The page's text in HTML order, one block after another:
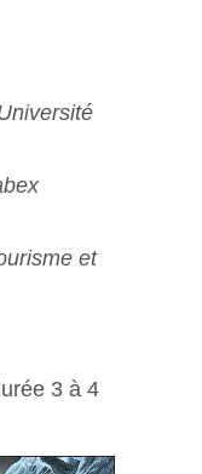
et
3 à 4